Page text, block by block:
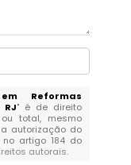
Reformas
" é de direito
total, mesmo
autorização do
artigo 184 do
autorais.